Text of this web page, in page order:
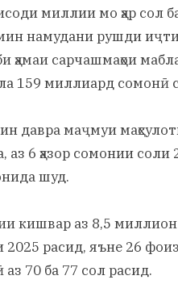
миллии мо ҳар сол
намудани рушди
ҳамаи сарчашмаҳои
159 миллиард сомонӣ
давра маҷмуи
аз 6 ҳазор сомонии соли
шуд.
кишвар аз 8,5
2025 расид, яъне 26
аз 70 ба 77 сол расид.